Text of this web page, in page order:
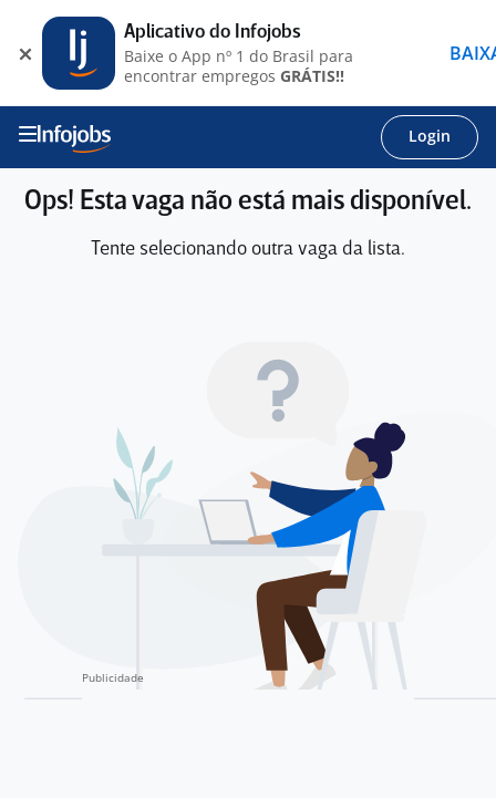
Login
Ops! Esta vaga não está mais disponível.
Tente selecionando outra vaga da lista.
Aplicativo do Infojobs
Baixe o App nº 1 do Brasil para
encontrar empregos GRÁTIS!!